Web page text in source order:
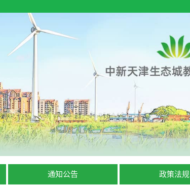
通知公告 政策法规